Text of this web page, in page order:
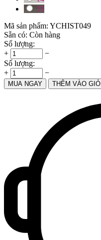
15
Mã sản phẩm: YCHIST049
Sẵn có: Còn hàng
Số lượng:
+
−
Số lượng:
+
−
MUA NGAY THÊM VÀO GIỎ